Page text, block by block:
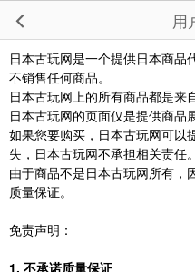
用
日本古玩网是一个提供日本商品
不销售任何商品。
日本古玩网上的所有商品都是来
日本古玩网的页面仅是提供商品
如果您要购买，日本古玩网可以
失，日本古玩网不承担相关责任。
由于商品不是日本古玩网所有，
质量保证。
免责声明：
1. 不承诺质量保证